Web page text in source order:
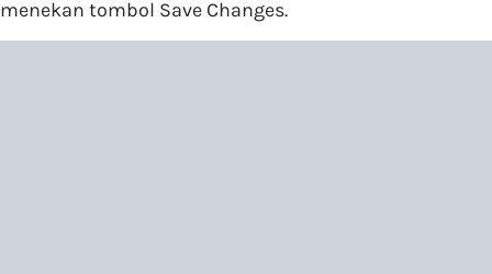
menekan tombol Save Changes.